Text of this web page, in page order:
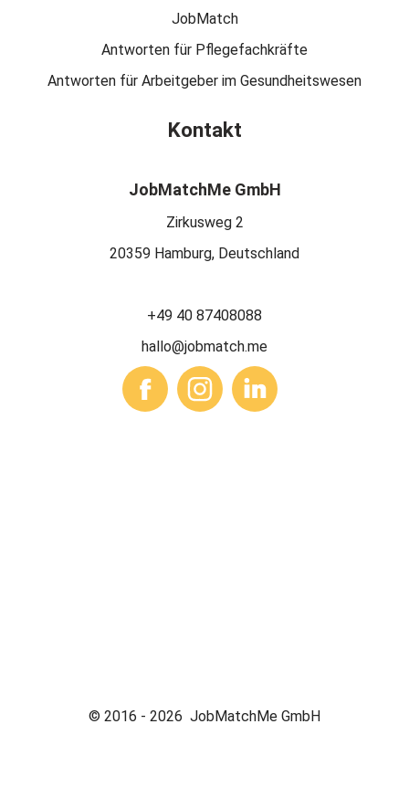
JobMatch
Antworten für Pflegefachkräfte
Antworten für Arbeitgeber im Gesundheitswesen
Kontakt
JobMatchMe GmbH
Zirkusweg 2
20359 Hamburg, Deutschland
+49 40 87408088
hallo@jobmatch.me
© 2016 - 2026 JobMatchMe GmbH